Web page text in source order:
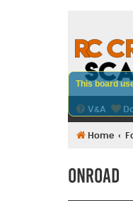
V&A
Home
Onroad
This board